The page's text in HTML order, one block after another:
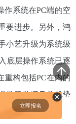
作系统在PC端的空
要进步。另外，鸿
小艺升级为系统级
底层操作系统已逐
重构包括PC在内的
供了发挥后发优势
立即报名